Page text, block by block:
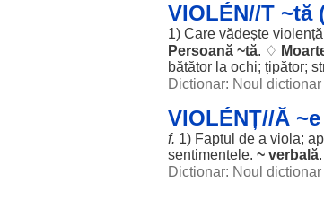
VIOLÉN//T ~tă
1) Care vădește
Persoană ~tă. ♢
bătător la ochi; țipător;
Dictionar: Noul
VIOLÉNȚ//Ă ~e
f. 1) Faptul de a viola;
sentimentele. ~ verbală
Dictionar: Noul